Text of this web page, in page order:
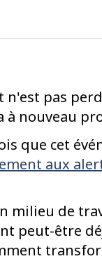
n'est pas
nouveau
que cet
aux
milieu de
peut-être